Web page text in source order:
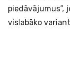
piedāvājumus”,
vislabāko